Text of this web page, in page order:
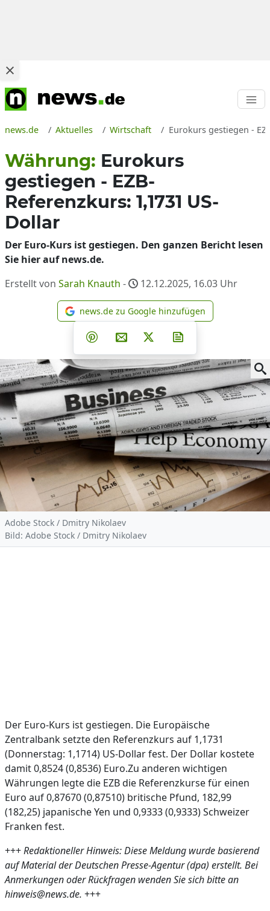
news.de Aktuelles Wirtschaft Eurokurs gestiegen -
Währung: Eurokurs
gestiegen - EZB-
Referenzkurs: 1,1731 US-
Dollar
Der Euro-Kurs ist gestiegen. Den ganzen Bericht lesen
Sie hier auf news.de.
Erstellt von Sarah Knauth - 12.12.2025, 16.03 Uhr
news.de zu Google
news.de zu Google hinzufügen
Teilen auf Facebook
Teilen auf Whatsapp
Teilen auf Telegram
Teilen auf Pinterest
Per E-Mail teilen
Post auf X
Adobe Stock / Dmitry Nikolaev
Bild: Adobe Stock / Dmitry Nikolaev
Der Euro-Kurs ist gestiegen. Die Europäische
Zentralbank setzte den Referenzkurs auf 1,1731
(Donnerstag: 1,1714) US-Dollar fest. Der Dollar kostete
damit 0,8524 (0,8536) Euro.Zu anderen wichtigen
Währungen legte die EZB die Referenzkurse für einen
Euro auf 0,87670 (0,87510) britische Pfund, 182,99
(182,25) japanische Yen und 0,9333 (0,9333) Schweizer
Franken fest.
+++Redaktioneller Hinweis: Diese Meldung wurde basierend
auf Material der Deutschen Presse-Agentur (dpa) erstellt. Bei
Anmerkungen oder Rückfragen wenden Sie sich bitte an
hinweis@news.de. +++